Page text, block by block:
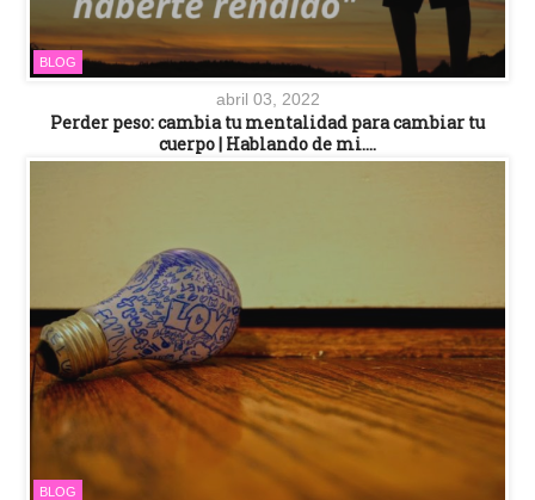
BLOG
abril 03, 2022
Perder peso: cambia tu mentalidad para cambiar tu
cuerpo | Hablando de mi….
BLOG